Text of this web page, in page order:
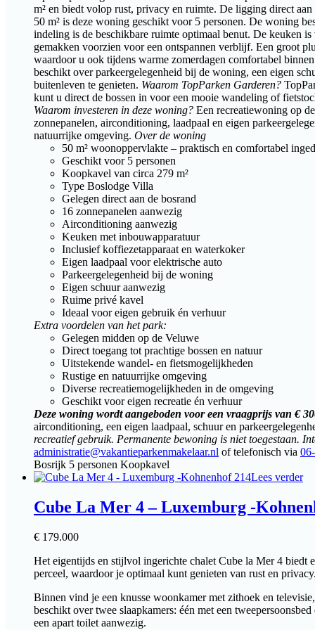
m² en biedt volop rust, privacy en ruimte. De ligging direct
50 m² is deze woning geschikt voor 5 personen. De woning
indeling is de beschikbare ruimte optimaal benut. De keuken
gemakken voorzien voor een ontspannen verblijf. Een groot
waardoor u ook tijdens warme zomerdagen comfortabel
beschikt over parkeergelegenheid bij de woning, een eigen
buitenleven te genieten. Waarom TopParken Garderen?
kunt u direct de bossen in voor een mooie wandeling of
Waarom investeren in deze woning? Een recreatiewoning op
zonnepanelen, airconditioning, laadpaal en eigen
natuurrijke omgeving. Over de woning
50 m² woonoppervlakte – praktisch en comfortabel
Geschikt voor 5 personen
Koopkavel van circa 279 m²
Type Boslodge Villa
Gelegen direct aan de bosrand
16 zonnepanelen aanwezig
Airconditioning aanwezig
Keuken met inbouwapparatuur
Inclusief koffiezetapparaat en waterkoker
Eigen laadpaal voor elektrische auto
Parkeergelegenheid bij de woning
Eigen schuur aanwezig
Ruime privé kavel
Ideaal voor eigen gebruik én verhuur
Extra voordelen van het park:
Gelegen midden op de Veluwe
Direct toegang tot prachtige bossen en natuur
Uitstekende wandel- en fietsmogelijkheden
Rustige en natuurrijke omgeving
Diverse recreatiemogelijkheden in de omgeving
Geschikt voor eigen recreatie én verhuur
Deze woning wordt aangeboden voor een vraagprijs van €
airconditioning, een eigen laadpaal, schuur en
recreatief gebruik. Permanente bewoning is niet toegestaan.
administratie@vakantieparkenmakelaar.nl of telefonisch via
Bosrijk 5 personen Koopkavel
Lees verder
Cube La Mer 4 – Luxemburg -
€ 179.000
Het eigentijds en stijlvol ingerichte chalet Cube la Mer 4 biedt
perceel, waardoor je optimaal kunt genieten van rust en
Binnen vind je een knusse woonkamer met zithoek en
beschikt over twee slaapkamers: één met een
een apart toilet aanwezig.